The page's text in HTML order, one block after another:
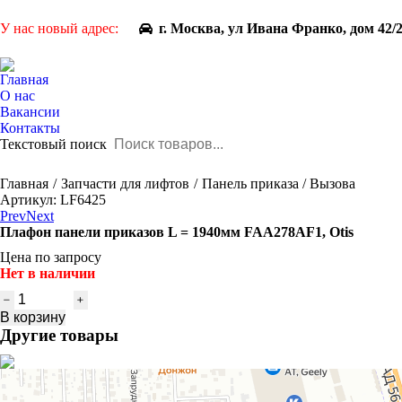
У нас новый адрес: г. Москва, ул Ивана Франко, дом 42/2
Главная
О нас
Вакансии
Контакты
Текстовый поиск
You are here:
Главная Запчасти для лифтов
Панель приказа / Вызова
Артикул: LF6425
PrevNext
Плафон панели приказов L = 1940мм FAA278AF1, Otis
Цена по запросу
Нет в наличии
Количество
товара
Плафон
панели
приказов
L
В корзину
Другие товары